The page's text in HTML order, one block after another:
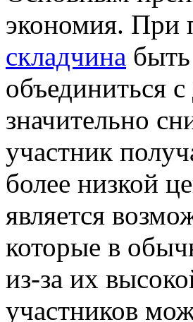
экономия. При
складчина
объединиться
значительно
участник
более низкой
является
которые в
из-за их
участников